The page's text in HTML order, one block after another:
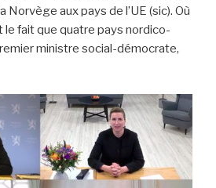
Norvège aux pays de l’UE (sic). Où
fait que quatre pays nordico-
ministre social-démocrate,